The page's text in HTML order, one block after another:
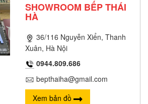
SHOWROOM BẾP THÁI
HÀ
36/116 Nguyễn Xiển, Thanh
Xuân, Hà Nội
0944.809.686
bepthaiha@gmail.com
Xem bản đồ